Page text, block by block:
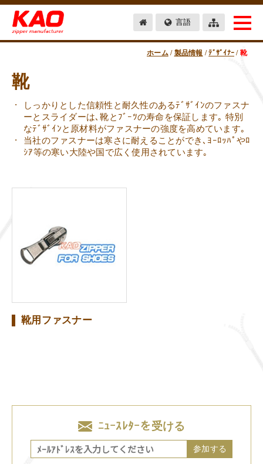
言語
ホーム/ 製品情報 /ﾃﾞｻﾞｲﾅｰ / 靴
靴
しっかりとした信頼性と耐久性のあるﾃﾞｻﾞｲﾝのファスナ
ーとスライダーは､靴とﾌﾞｰﾂの寿命を保証します｡ 特別
なﾃﾞｻﾞｲﾝと原材料がファスナーの強度を高めています｡
当社のファスナーは寒さに耐えることができ､ﾖｰﾛｯﾊﾟやﾛ
ｼｱ等の寒い大陸や国で広く使用されています｡
靴用ファスナー
ﾆｭｰｽﾚﾀｰを受ける
参加する